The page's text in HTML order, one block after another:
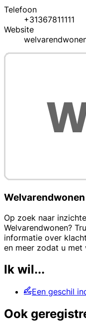
Telefoon
+31367811111
Website
Welvarendwonen
Op zoek naar
Welvarendwonen?
informatie over
en meer zodat u met
Ik wil...
Een geschil
Ook